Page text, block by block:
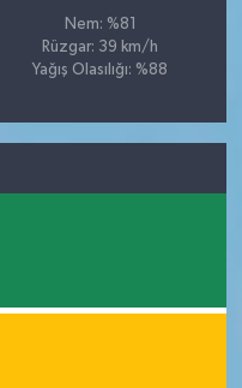
Nem: %81
Rüzgar: 39 km/h
Yağış Olasılığı: %88